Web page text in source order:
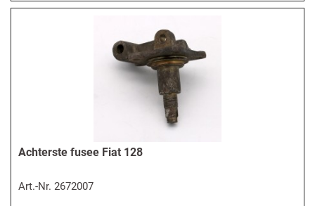
Achterste fusee Fiat 128
Art.-Nr.2672007